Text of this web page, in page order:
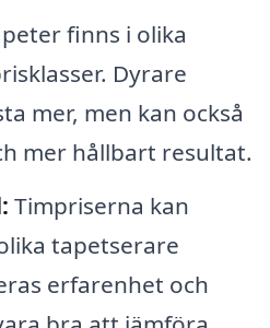
finns i olika
Dyrare
mer, men kan också
mer hållbart resultat.
Timpriserna kan
tapetserare
erfarenhet och